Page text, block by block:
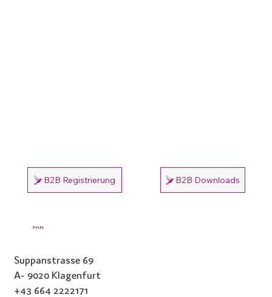
B2B Registrierung B2B Downloads
DeLila
Suppanstrasse 69
A- 9020 Klagenfurt
+43 664 2222171